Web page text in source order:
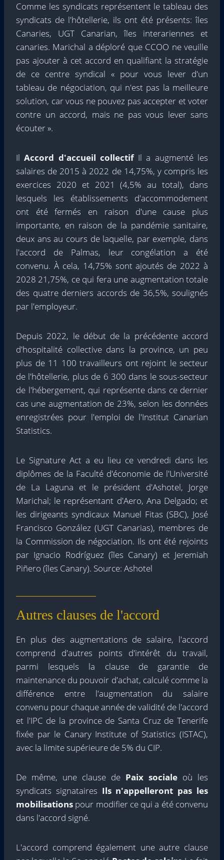
Comme les syndicats représentent le tableau des
syndicats de l'hôtellerie, ils ont été présents: îles
Canaries, UGT Canarian, îles interariennes et
canaries. Marichal a déploré que CCOO ne veuille
pas ajouter à cet accord en qualifiant la stratégie
de ce centre syndical « pour vous lever d'un
tableau de négociation, qui n'est pas la meilleure
solution, car vous ne pouvez pas accepter et voter
contre un accord, mais ne pas vous lever sans
écouter ».
Il Accord d'accueil collectifIl a augmenté les
salaires de 2015 à 2022 de 14,75%, y compris les
exercices 2020 et 2021 (4,5% au total), dans
lesquels les établissements d'accommodement
ont été fermés en raison d'une cause plus
importante, en raison de la pandémie sanitaire,
deux ans au cours de laquelle, par exemple, dans
l'accord de Palmas, leur congélation a été
convenu. À cela, 14,75% sont ajoutés de 2022 à
2028 21,75%, ce qui fera une augmentation totale
des quatre derniers accords de 36,5%, soulignés
par l'employeur.
Depuis 2022, le début de la précédente accord
d'hospitalité collective dans la province, un peu
plus de 11 100 travailleurs ont rejoint le secteur
de l'hôtellerie, plus de 6 300 dans le sous-secteur
de l'hébergement, qui représente dans ce dernier
cas une augmentation de 23%, selon les données
enregistrées pour l'emploi de l'Institut Canarian
Statistics.
Le Signature Act a eu lieu ce vendredi dans les
diplômes de la Faculté d'économie de l'Université
de La Laguna et le président d'Ashotel, Jorge
Marichal; le représentant d'Aero, Ana Delgado; et
les dirigeants syndicaux Manuel Fitas (SBC), José
Francisco González (UGT Canarias), membres de
la Commission de négociation. Ils ont été rejoints
par Ignacio Rodríguez (îles Canary) et Jeremiah
Piñero (îles Canary). Source: Ashotel
Autres clauses de l'accord
En plus des augmentations de salaire, l'accord
comprend d'autres points d'intérêt du travail,
parmi lesquels la clause de garantie de
maintenance du pouvoir d'achat, calculé comme la
différence entre l'augmentation du salaire
convenu pour chaque année de validité de l'accord
et l'IPC de la province de Santa Cruz de Tenerife
fixée par le Canary Institute of Statistics (ISTAC),
avec la limite supérieure de 5% du CIP.
De même, une clause de Paix sociale où les
syndicats signataires Ils n'appelleront pas les
mobilisations pour modifier ce qui a été convenu
dans l'accord signé.
L'accord comprend également une autre clause